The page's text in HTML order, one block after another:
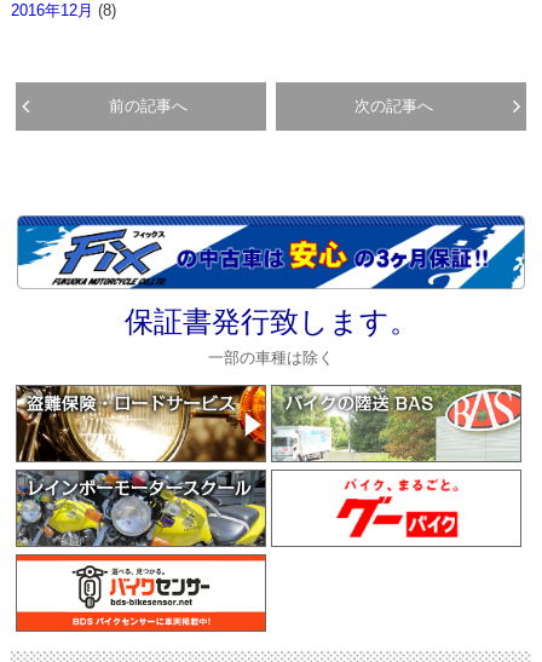
2016年12月 (8)
前の記事へ 次の記事へ
保証書発行致します。
一部の車種は除く